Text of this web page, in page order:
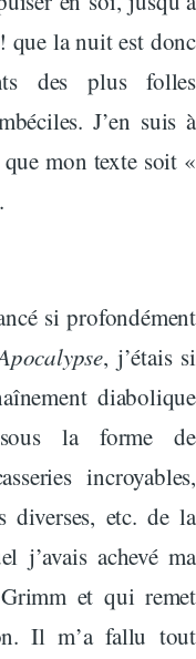
que la nuit est donc
des plus folles
J’en suis à
que mon texte soit «
si profondément
, j’étais si
diabolique
la forme de
incroyables,
diverses, etc. de la
j’avais achevé ma
et qui remet
Il m’a fallu tout